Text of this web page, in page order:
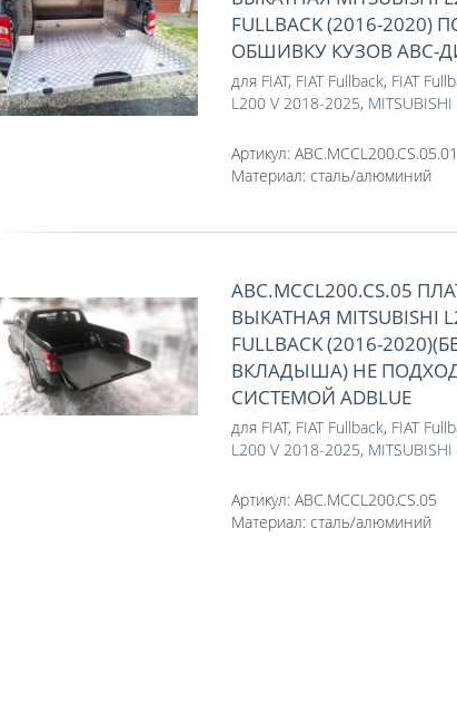
FULLBACK (2016-
ОБШИВКУ КУЗОВ АВС-
для FIAT, FIAT Fullback, FIAT
L200 V 2018-2025,
Артикул: ABC.MCCL200.CS.05.01
Материал: сталь/алюминий
ABC.MCCL200.CS.05
ВЫКАТНАЯ MITSUBISHI
FULLBACK (2016-
ВКЛАДЫША) НЕ
СИСТЕМОЙ ADBLUE
для FIAT, FIAT Fullback, FIAT
L200 V 2018-2025,
Артикул: ABC.MCCL200.CS.05
Материал: сталь/алюминий